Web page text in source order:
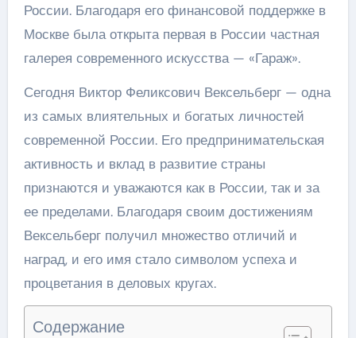
России. Благодаря его финансовой поддержке в
Москве была открыта первая в России частная
галерея современного искусства — «Гараж».
Сегодня Виктор Феликсович Вексельберг — одна
из самых влиятельных и богатых личностей
современной России. Его предпринимательская
активность и вклад в развитие страны
признаются и уважаются как в России, так и за
ее пределами. Благодаря своим достижениям
Вексельберг получил множество отличий и
наград, и его имя стало символом успеха и
процветания в деловых кругах.
Содержание